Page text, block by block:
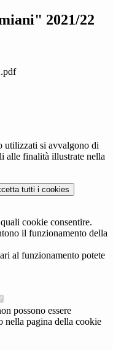
2021/22
utilizzati si avvalgono di
alle finalità illustrate nella
tutti i cookies
cookie consentire.
il funzionamento della
al funzionamento potete
possono essere
nella pagina della cookie